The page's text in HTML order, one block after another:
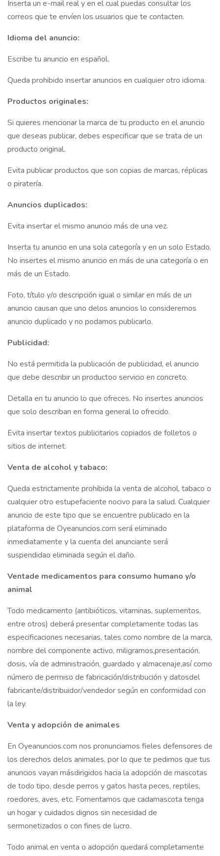
Inserta un e-mail real y en el cual puedas consultar los
correos que te envíen los usuarios que te contacten.
Idioma del anuncio:
Escribe tu anuncio en español.
Queda prohibido insertar anuncios en cualquier otro idioma.
Productos originales:
Si quieres mencionar la marca de tu producto en el anuncio
que deseas publicar, debes especificar que se trata de un
producto original.
Evita publicar productos que son copias de marcas, réplicas
o piratería.
Anuncios duplicados:
Evita insertar el mismo anuncio más de una vez.
Inserta tu anuncio en una sola categoría y en un solo Estado.
No insertes el mismo anuncio en más de una categoría o en
más de un Estado.
Foto, título y/o descripción igual o similar en más de un
anuncio causan que uno delos anuncios lo consideremos
anuncio duplicado y no podamos publicarlo.
Publicidad:
No está permitida la publicación de publicidad, el anuncio
que debe describir un productoo servicio en concreto.
Detalla en tu anuncio lo que ofreces. No insertes anuncios
que solo describan en forma general lo ofrecido.
Evita insertar textos publicitarios copiados de folletos o
sitios de internet.
Venta de alcohol y tabaco:
Queda estrictamente prohibida la venta de alcohol, tabaco o
cualquier otro estupefaciente nocivo para la salud. Cualquier
anuncio de este tipo que se encuentre publicado en la
plataforma de Oyeanuncios.com será eliminado
inmediatamente y la cuenta del anunciante será
suspendidao eliminada según el daño.
Ventade medicamentos para consumo humano y/o
animal
Todo medicamento (antibióticos, vitaminas, suplementos,
entre otros) deberá presentar completamente todas las
especificaciones necesarias, tales como nombre de la marca,
nombre del componente activo, miligramos,presentación,
dosis, vía de administración, guardado y almacenaje,así como
número de permiso de fabricación/distribución y datosdel
fabricante/distribuidor/vendedor según en conformidad con
la ley.
Venta y adopción de animales
En Oyeanuncios.com nos pronunciamos fieles defensores de
los derechos delos animales, por lo que te pedimos que tus
anuncios vayan másdirigidos hacia la adopción de mascotas
de todo tipo, desde perros y gatos hasta peces, reptiles,
roedores, aves, etc. Fomentamos que cadamascota tenga
un hogar y cuidados dignos sin necesidad de
sermonetizados o con fines de lucro.
Todo animal en venta o adopción quedará completamente